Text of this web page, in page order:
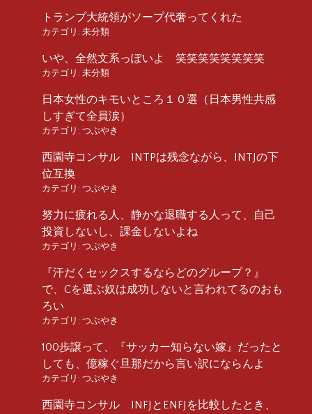
トランプ大統領がソープ代奢ってくれた
カテゴリ: 未分類
いや、全然文系っぽいよ 笑笑笑笑笑笑笑笑
カテゴリ: 未分類
日本女性のキモいところ１０選（日本男性共感
しすぎて全員涙）
カテゴリ: つぶやき
西園寺コンサル INTPは残念ながら、INTJの下
位互換
カテゴリ: つぶやき
努力に疲れる人、静かな退職する人って、自己
投資しないし、課金しないよね
カテゴリ: つぶやき
『汗だくセックスするならどのグループ？』
で、Cを選ぶ奴は成功しないと言われてるのおも
ろい
カテゴリ: つぶやき
100歩譲って、『サッカー知らない嫁』だったと
しても、億稼ぐ旦那だから言い訳にならんよ
カテゴリ: つぶやき
西園寺コンサル INFJとENFJを比較したとき、